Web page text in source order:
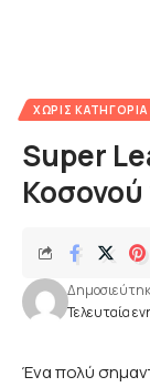
ΧΩΡΊΣ ΚΑΤΗΓΟΡΊΑ
Super
Τελευταία
Ένα πολύ